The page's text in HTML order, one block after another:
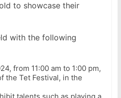
to showcase their
with the following
from 11:00 am to 1:00 pm,
the Tet Festival, in the
talents such as playing a